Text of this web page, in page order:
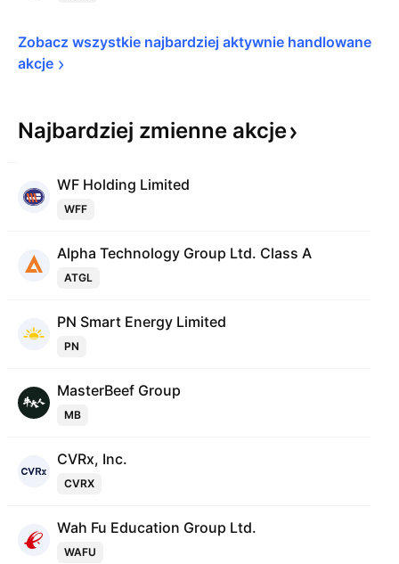
akcje
Najbardziej zmienne akcje
WF Holding Limited
WFF
Alpha Technology Group Ltd. Class A
ATGL
PN Smart Energy Limited
PN
MasterBeef Group
MB
CVRx, Inc.
CVRX
Wah Fu Education Group Ltd.
WAFU